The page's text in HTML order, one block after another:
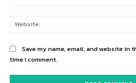
Save my name, email, and website in
time I comment.